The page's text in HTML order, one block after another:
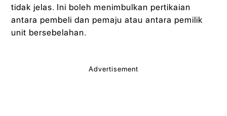
tidak jelas. Ini boleh menimbulkan pertikaian
antara pembeli dan pemaju atau antara pemilik
unit bersebelahan.
Advertisement